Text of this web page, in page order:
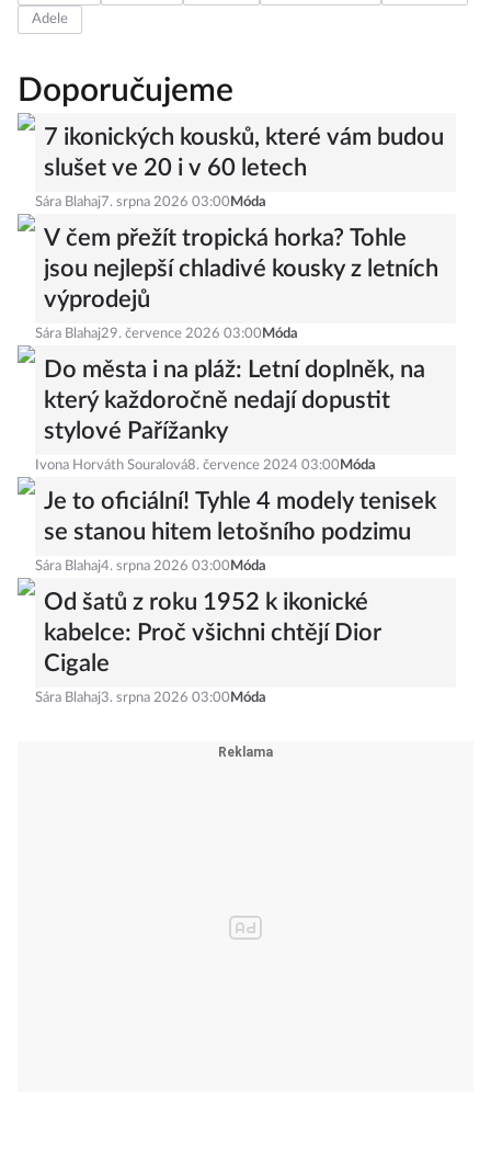
Adele
Doporučujeme
7 ikonických kousků, které vám budou
slušet ve 20 i v 60 letech
Sára Blahaj 7. srpna 2026 03:00 Móda
V čem přežít tropická horka? Tohle
jsou nejlepší chladivé kousky z letních
výprodejů
Sára Blahaj29. července 2026 03:00 Móda
Do města i na pláž: Letní doplněk, na
který každoročně nedají dopustit
stylové Pařížanky
Ivona Horváth Souralová8. července 2024 03:00 Móda
Je to oficiální! Tyhle 4 modely tenisek
se stanou hitem letošního podzimu
Sára Blahaj4. srpna 2026 03:00 Móda
Od šatů z roku 1952 k ikonické
kabelce: Proč všichni chtějí Dior
Cigale
Sára Blahaj3. srpna 2026 03:00 Móda